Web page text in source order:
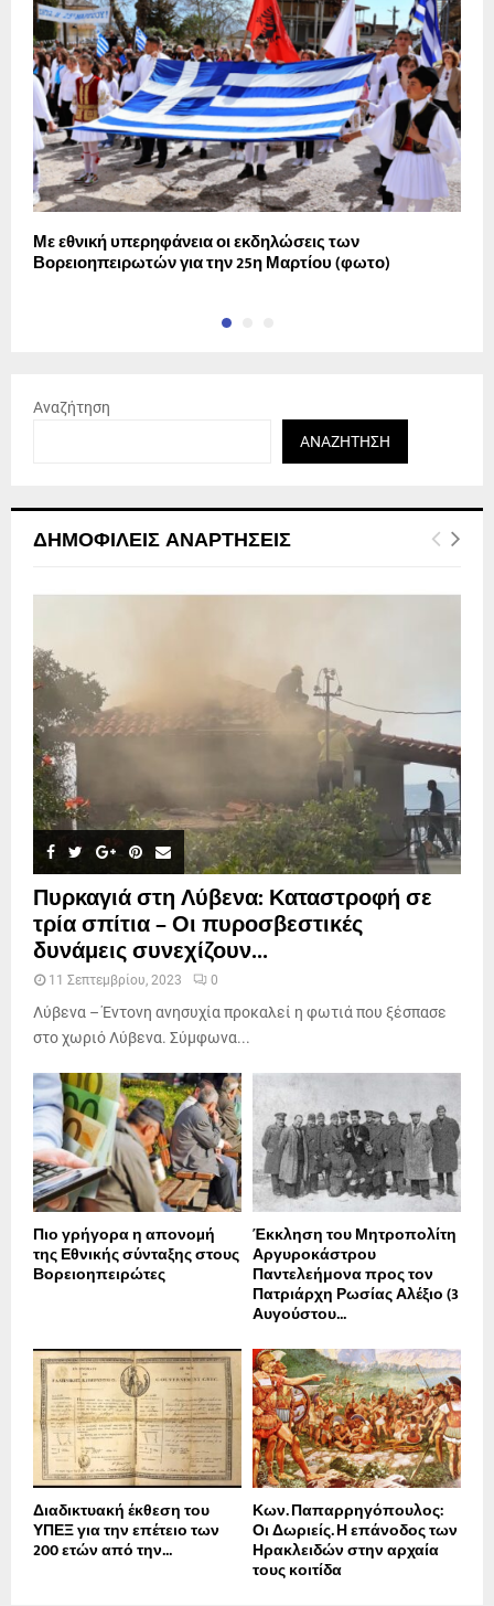
Με εθνική υπερηφάνεια οι εκδηλώσεις των
Βορειοηπειρωτών για την 25η Μαρτίου (φωτο)
Αναζήτηση
ΑΝΑΖΉΤΗΣΗ
ΔΗΜΟΦΙΛΕΊΣ ΑΝΑΡΤΉΣΕΙΣ
Πυρκαγιά στη Λύβενα: Καταστροφή σε
τρία σπίτια – Οι πυροσβεστικές
δυνάμεις συνεχίζουν...
11 Σεπτεμβρίου, 2023 0
Λύβενα – Έντονη ανησυχία προκαλεί η φωτιά που ξέσπασε
στο χωριό Λύβενα. Σύμφωνα...
Πιο γρήγορα η απονοµή
της Εθνικής σύνταξης στους
Βορειοηπειρώτες
Έκκληση του Μητροπολίτη
Αργυροκάστρου
Παντελεήμονα προς τον
Πατριάρχη Ρωσίας Αλέξιο (3
Αυγούστου...
Διαδικτυακή έκθεση του
ΥΠΕΞ για την επέτειο των
200 ετών από την...
Κων. Παπαρρηγόπουλος:
Οι Δωριείς. Η επάνοδος των
Ηρακλειδών στην αρχαία
τους κοιτίδα